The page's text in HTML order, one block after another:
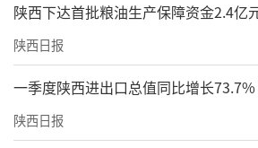
的壮阔场景，观众们被这催人
的演奏所折服、所震撼，纷纷
声、喝彩声经久不息。现场
位演奏家再次加演草原歌曲
沉的马头琴、极具穿透力的
陕西下达首批粮油生产保障资金2.4亿
陕西日报
一季度陕西进出口总值同比增长73.7%
陕西日报